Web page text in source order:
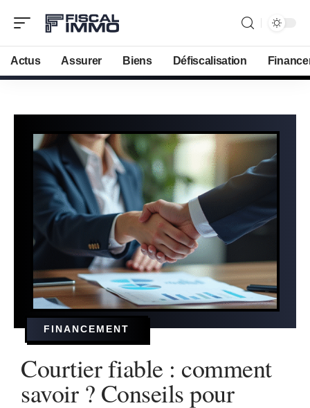
Actus Assurer Biens Défiscalisation
FINANCEMENT
Courtier fiable : comment
savoir ? Conseils pour